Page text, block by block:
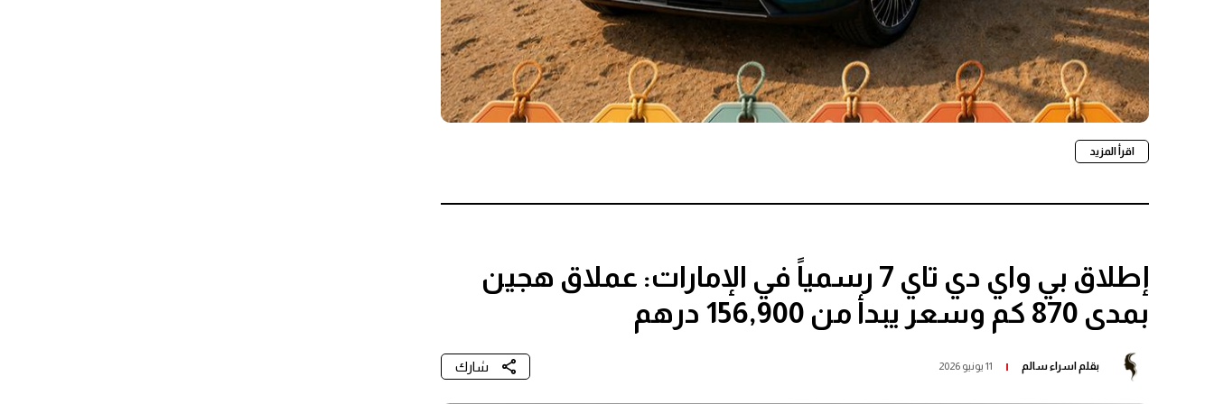
اقرأ المزيد
إطلاق بي واي دي تاي 7 رسمياً في الإمارات: عملاق هجين
بمدى 870 كم وسعر يبدأ من 156,900 درهم
بقلم اسراء سالم 11 يونيو 2026 شارك